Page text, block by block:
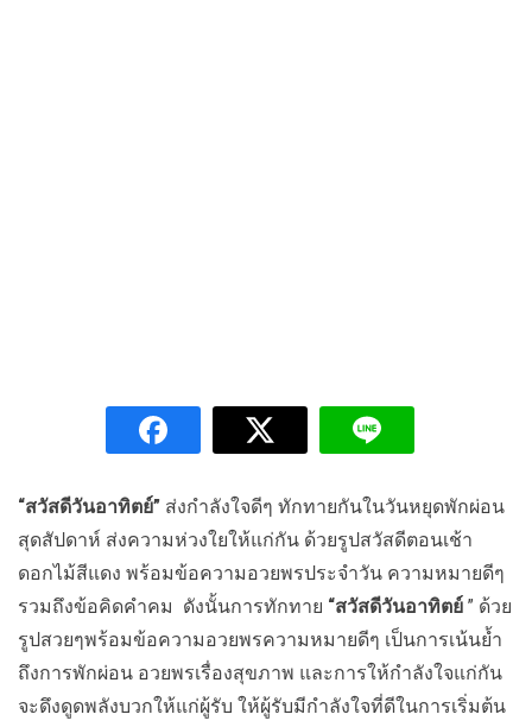
“สวัสดีวันอาทิตย์” ส่งกำลังใจดีๆ ทักทายกันในวันหยุดพักผ่อน
สุดสัปดาห์ ส่งความห่วงใยให้แก่กัน ด้วยรูปสวัสดีตอนเช้า
ดอกไม้สีแดง พร้อมข้อความอวยพรประจำวัน ความหมายดีๆ
รวมถึงข้อคิดคำคม ดังนั้นการทักทาย “สวัสดีวันอาทิตย์ ” ด้วย
รูปสวยๆพร้อมข้อความอวยพรความหมายดีๆ เป็นการเน้นย้ำ
ถึงการพักผ่อน อวยพรเรื่องสุขภาพ และการให้กำลังใจแก่กัน
จะดึงดูดพลังบวกให้แก่ผู้รับ ให้ผู้รับมีกำลังใจที่ดีในการเริ่มต้น